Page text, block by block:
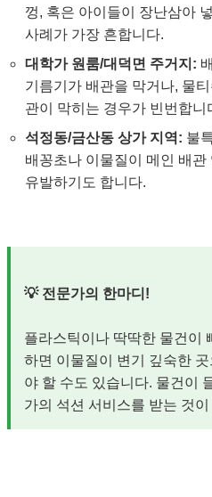
껑, 혹은 아이들이 장난삼아
사례가 가장 흔합니다.
대학가 원룸/대덕면 주거지:
기름기가 배관을 막거나, 물
관이 막히는 경우가 빈번합니
석정동/금산동 상가 지역: 불
배꽁초나 이물질이 메인 배
유발하기도 합니다.
💡 전문가의 한마디!
플라스틱이나 딱딱한 물건이
하면 이물질이 변기 깊숙한
야 할 수도 있습니다. 물건이
가의 석션 서비스를 받는 것